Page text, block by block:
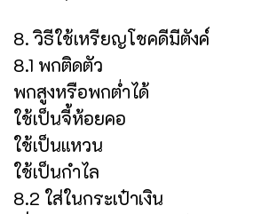
8. วิธีใช้เหรียญโชคดีมีตังค์
8.1 พกติดตัว
พกสูงหรือพกต่ำได้
ใช้เป็นจี้ห้อยคอ
ใช้เป็นแหวน
ใช้เป็นกำไล
8.2 ใส่ในกระเป๋าเงิน